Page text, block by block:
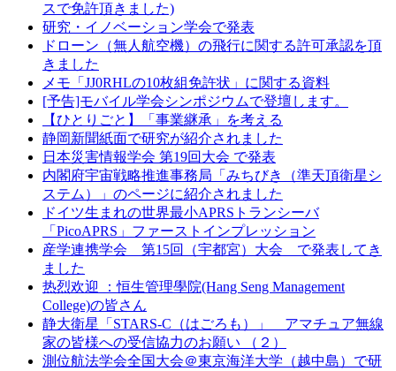
スで免許頂きました)
研究・イノベーション学会で発表
ドローン（無人航空機）の飛行に関する許可承認を頂
きました
メモ「JJ0RHLの10枚組免許状」に関する資料
[予告]モバイル学会シンポジウムで登壇します。
【ひとりごと】「事業継承」を考える
静岡新聞紙面で研究が紹介されました
日本災害情報学会 第19回大会 で発表
内閣府宇宙戦略推進事務局「みちびき（準天頂衛星シ
ステム）」のページに紹介されました
ドイツ生まれの世界最小APRSトランシーバ
「PicoAPRS」ファーストインプレッション
産学連携学会 第15回（宇都宮）大会 で発表してき
ました
热烈欢迎 ：恒生管理學院(Hang Seng Management
College)の皆さん
静大衛星「STARS-C（はごろも）」 アマチュア無線
家の皆様への受信協力のお願い （２）
測位航法学会全国大会＠東京海洋大学（越中島）で研